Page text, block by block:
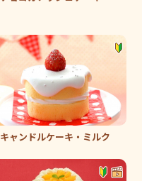
キャンドルケーキ・ミルク